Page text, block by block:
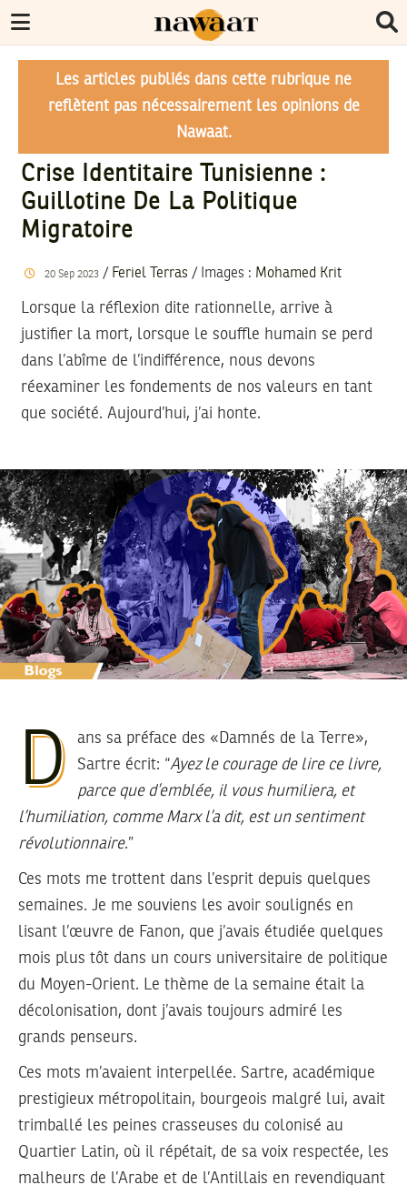
Les articles publiés dans cette rubrique ne
reflètent pas nécessairement les opinions de
Nawaat.
Crise Identitaire Tunisienne :
Guillotine De La Politique
Migratoire
20 Sep 2023/ Feriel Terras / Images : Mohamed Krit
Lorsque la réflexion dite rationnelle, arrive à
justifier la mort, lorsque le souffle humain se perd
dans l’abîme de l’indifférence, nous devons
réexaminer les fondements de nos valeurs en tant
que société. Aujourd’hui, j’ai honte.
D
ans sa préface des «Damnés de la Terre»,
Sartre écrit: “Ayez le courage de lire ce livre,
parce que d’emblée, il vous humiliera, et
l’humiliation, comme Marx l’a dit, est un sentiment
révolutionnaire.”
Ces mots me trottent dans l’esprit depuis quelques
semaines. Je me souviens les avoir soulignés en
lisant l’œuvre de Fanon, que j’avais étudiée quelques
mois plus tôt dans un cours universitaire de politique
du Moyen-Orient. Le thème de la semaine était la
décolonisation, dont j’avais toujours admiré les
grands penseurs.
Ces mots m’avaient interpellée. Sartre, académique
prestigieux métropolitain, bourgeois malgré lui, avait
trimballé les peines crasseuses du colonisé au
Quartier Latin, où il répétait, de sa voix respectée, les
malheurs de l’Arabe et de l’Antillais en revendiquant